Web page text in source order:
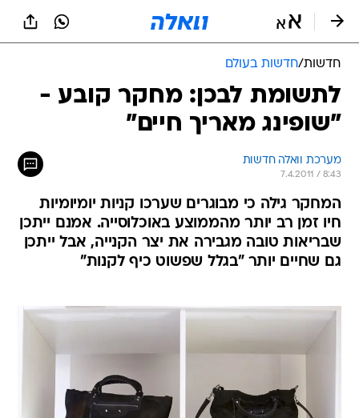
חדשות/חדשות בעולם
לתשומת לבכן: מחקר קובע -
"שופינג מאריך חיים"
מערכת וואלה חדשות
7.4.2011 / 8:43
המחקר גילה כי מבוגרים שערכו קניות יומיומיות
חיו זמן רב יותר מהממוצע באוכלוסייה. אמנם ייתכן
שבריאות טובה מגבירה את יצר הקנייה, אבל ייתכן
גם שחיים יותר "בגלל שפשוט כיף לקנות"